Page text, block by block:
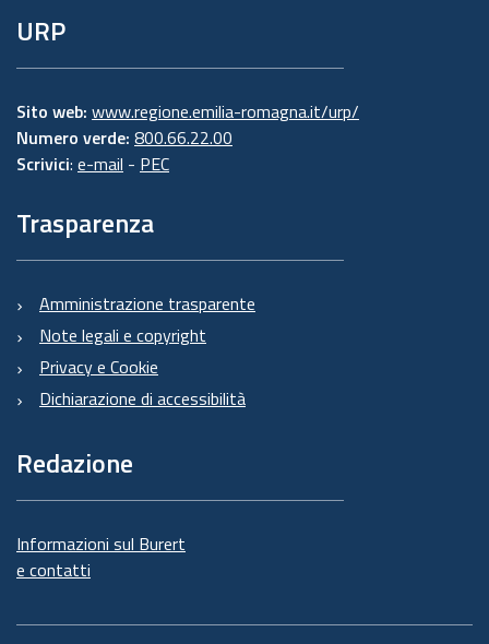
URP
Sito web: www.regione.emilia-romagna.it/urp/
Numero verde: 800.66.22.00
Scrivici: e-mail - PEC
Trasparenza
Amministrazione trasparente
Note legali e copyright
Privacy e Cookie
Dichiarazione di accessibilità
Redazione
Informazioni sul Burert
e contatti